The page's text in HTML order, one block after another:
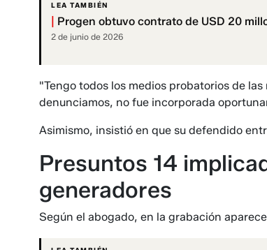
LEA TAMBIÉN
Progen obtuvo contrato de USD 20
2 de junio de 2026
"Tengo todos los medios probatorios de
denunciamos, no fue incorporada
Asimismo, insistió en que su defendido
Presuntos 14
generadores
Según el abogado, en la grabación